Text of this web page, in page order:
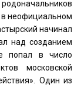
в неофициальном
начинал
над созданием
попал в число
московской
Один из